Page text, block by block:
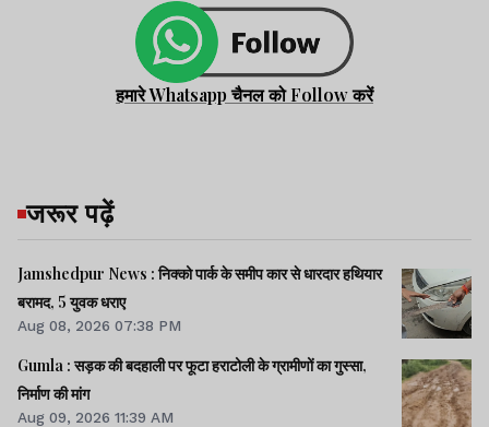
हमारे Whatsapp चैनल को Follow करें
जरूर पढ़ें
Jamshedpur News : निक्को पार्क के समीप कार से धारदार हथियार
बरामद, 5 युवक धराए
Aug 08, 2026 07:38 PM
Gumla : सड़क की बदहाली पर फूटा हराटोली के ग्रामीणों का गुस्सा,
निर्माण की मांग
Aug 09, 2026 11:39 AM